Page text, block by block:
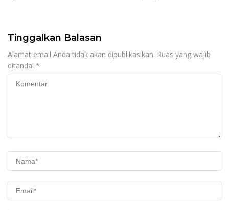
Tinggalkan Balasan
Alamat email Anda tidak akan dipublikasikan. Ruas yang wajib
ditandai *